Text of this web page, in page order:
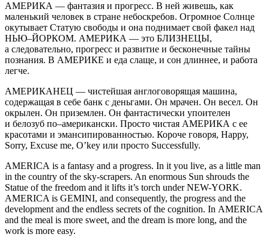
АМЕРИКА — фантазия и прогресс. В ней живешь, как
маленький человек в стране небоскребов. Огромное Солнце
окутывает Статую свободы и она поднимает свой факел над
НЬЮ–ЙОРКОМ. АМЕРИКА — это БЛИЗНЕЦЫ,
а следовательно, прогресс и развитие и бесконечные тайны
познания. В АМЕРИКЕ и еда слаще, и сон длиннее, и работа
легче.
АМЕРИКАНЕЦ — чистейшая англоговорящая машина,
содержащая в себе банк с деньгами. Он мрачен. Он весел. Он
окрылен. Он приземлен. Он фантастически упоителен
и белозуб по–американски. Просто чистая АМЕРИКА с ее
красотами и эмансипированностью. Короче говоря, Happy,
Sorry, Excuse me, O’key или просто Successfully.
AMERICA is a fantasy and a progress. In it you live, as a little man
in the country of the sky-scrapers. An enormous Sun shrouds the
Statue of the freedom and it lifts it’s torch under NEW-YORK.
AMERICA is GEMINI, and consequently, the progress and the
development and the endless secrets of the cognition. In AMERICA
and the meal is more sweet, and the dream is more long, and the
work is more easy.